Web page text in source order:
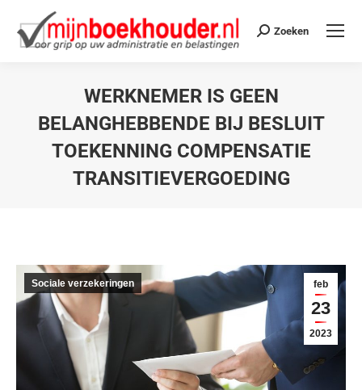
Zoeken
WERKNEMER IS GEEN
BELANGHEBBENDE BIJ BESLUIT
TOEKENNING COMPENSATIE
TRANSITIEVERGOEDING
feb
23
2023
Sociale verzekeringen